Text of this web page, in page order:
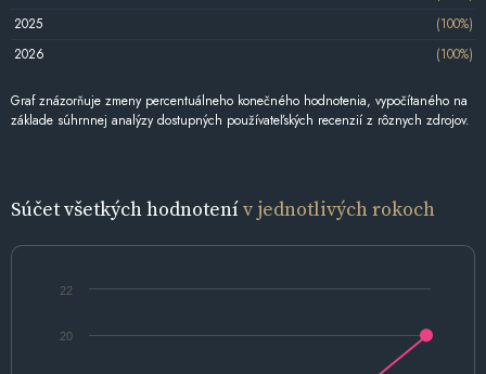
2025
(100%)
2026
(100%)
Graf znázorňuje zmeny percentuálneho konečného hodnotenia, vypočítaného na
základe súhrnnej analýzy dostupných používateľských recenzií z rôznych zdrojov.
Súčet všetkých hodnotenív jednotlivých rokoch
20
22